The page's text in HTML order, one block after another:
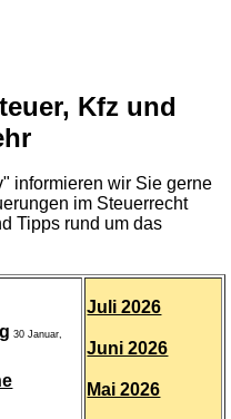
Kfz und
informieren wir Sie gerne
im Steuerrecht
Tipps rund um das
30 Januar,
Juli 2026
Juni 2026
Mai 2026